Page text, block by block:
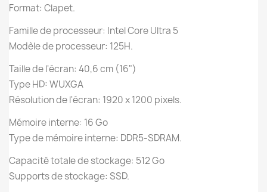
Format: Clapet.
Famille de processeur: Intel Core Ultra 5
Modèle de processeur: 125H.
Taille de l'écran: 40,6 cm (16")
Type HD: WUXGA
Résolution de l'écran: 1920 x 1200 pixels.
Mémoire interne: 16 Go
Type de mémoire interne: DDR5-SDRAM.
Capacité totale de stockage: 512 Go
Supports de stockage: SSD.